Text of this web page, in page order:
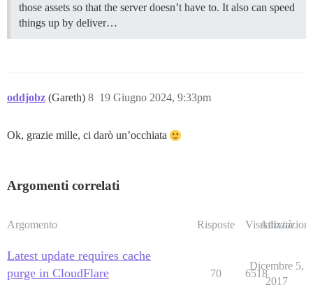
those assets so that the server doesn’t have to. It also can speed
things up by deliver…
oddjobz (Gareth) 19 Giugno 2024, 9:33pm
8
Ok, grazie mille, ci darò un’occhiata
Argomenti correlati
Argomento Risposte Visualizzazioni
Attività
Latest update requires cache
purge in CloudFlare
70 6518
Dicembre 5,
2017